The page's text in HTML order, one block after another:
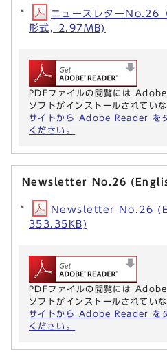
ニュースレターNo.26
形式, 2.97MB)
PDFファイルの閲覧には
ソフトがインストールされていな
サイトから Adobe Reader を
ください。
Newsletter No.26
Newsletter No.26
353.35KB)
PDFファイルの閲覧には
ソフトがインストールされていな
サイトから Adobe Reader を
ください。